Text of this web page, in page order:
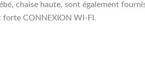
chaise haute, sont également
forte CONNEXION WI-FI.